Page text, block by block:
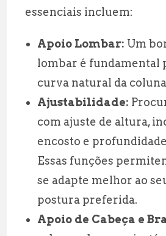
essenciais incluem:
Apoio Lombar: Um
lombar é fundamental
curva natural da
Ajustabilidade:
com ajuste de altura,
encosto e
Essas funções
se adapte melhor ao
postura preferida.
Apoio de Cabeça e